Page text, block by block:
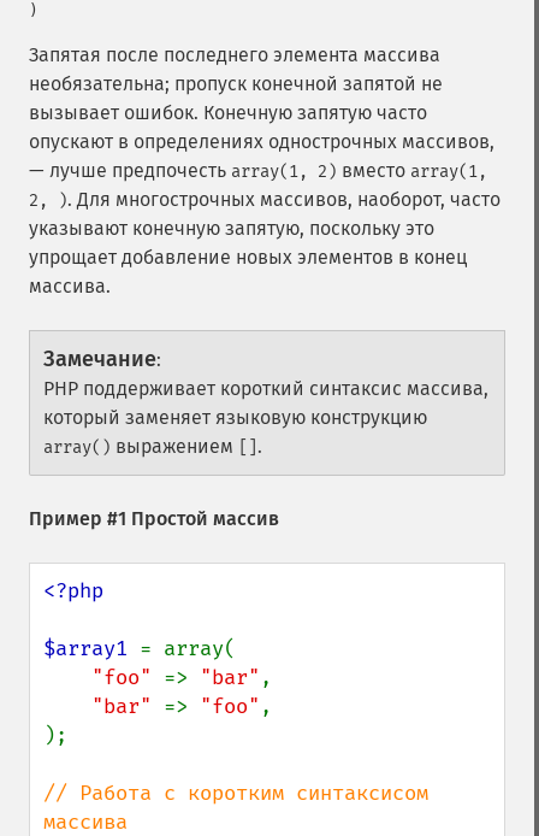
)
Запятая после последнего элемента массива
необязательна; пропуск конечной запятой не
вызывает ошибок. Конечную запятую часто
опускают в определениях однострочных массивов,
— лучше предпочесть array(1, 2) вместо array(1,
2, ). Для многострочных массивов, наоборот, часто
указывают конечную запятую, поскольку это
упрощает добавление новых элементов в конец
массива.
Замечание:
PHP поддерживает короткий синтаксис массива,
который заменяет языковую конструкцию
array() выражением .
Пример #1 Простой массив
<?php
$array1 = array(
"foo" => "bar" ,
"bar" => "foo" ,
);
// Работа с коротким синтаксисом